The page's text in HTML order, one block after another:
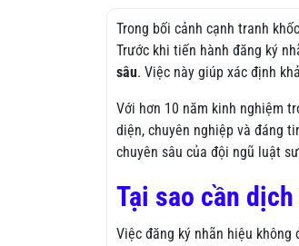
Trong bối cảnh cạnh tranh
Trước khi tiến hành đăng ký
sâu. Việc này giúp xác định
Với hơn 10 năm kinh nghiệm
diện, chuyên nghiệp và đáng
chuyên sâu của đội ngũ luật
Tại sao cần
Việc đăng ký nhãn hiệu